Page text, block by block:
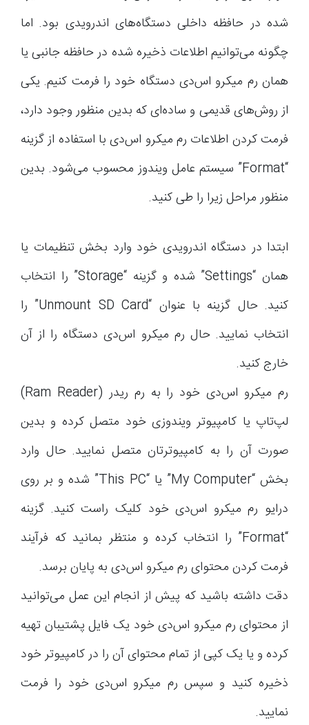
شده در حافظه داخلی دستگاه‌های اندرویدی بود. اما
چگونه می‌توانیم اطلاعات ذخیره شده در حافظه جانبی یا
همان رم میکرو اس‌دی دستگاه خود را فرمت کنیم. یکی
از روش‌های قدیمی و ساده‌ای که بدین منظور وجود دارد،
فرمت کردن اطلاعات رم میکرو اس‌دی با استفاده از گزینه
“Format” سیستم عامل ویندوز محسوب می‌شود. بدین
منظور مراحل زیرا را طی کنید.
ابتدا در دستگاه اندرویدی خود وارد بخش تنظیمات یا
همان “Settings” شده و گزینه “Storage” را انتخاب
کنید. حال گزینه با عنوان “Unmount SD Card” را
انتخاب نمایید. حال رم میکرو اس‌دی دستگاه را از آن
خارج کنید.
رم میکرو اس‌دی خود را به رم ریدر (Ram Reader)
لپ‌تاپ یا کامپیوتر ویندوزی خود متصل کرده و بدین
صورت آن را به کامپیوترتان متصل نمایید. حال وارد
بخش “My Computer” یا “This PC” شده و بر روی
درایو رم میکرو اس‌دی خود کلیک راست کنید. گزینه
“Format” را انتخاب کرده و منتظر بمانید که فرآیند
فرمت کردن محتوای رم میکرو اس‌دی به پایان برسد.
دقت داشته باشید که پیش از انجام این عمل می‌توانید
از محتوای رم میکرو اس‌دی خود یک فایل پشتیبان تهیه
کرده و یا یک کپی از تمام محتوای آن را در کامپیوتر خود
ذخیره کنید و سپس رم میکرو اس‌دی خود را فرمت
نمایید.